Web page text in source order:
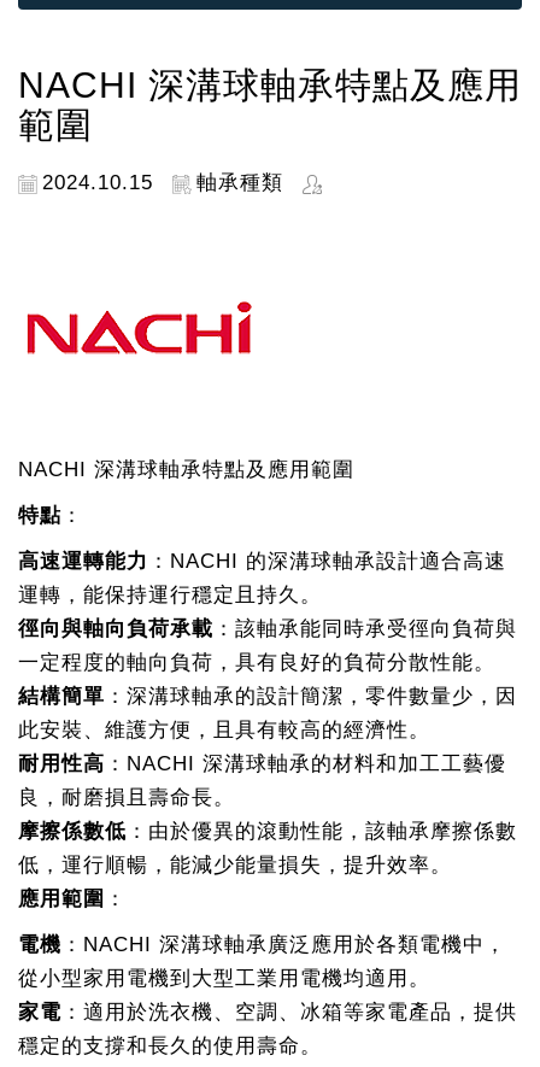
NACHI 深溝球軸承特點及應用
範圍
2024.10.15 軸承種類
NACHI 深溝球軸承特點及應用範圍
特點 ：
高速運轉能力 ：NACHI 的深溝球軸承設計適合高速
運轉，能保持運行穩定且持久。
徑向與軸向負荷承載 ：該軸承能同時承受徑向負荷與
一定程度的軸向負荷，具有良好的負荷分散性能。
結構簡單 ：深溝球軸承的設計簡潔，零件數量少，因
此安裝、維護方便，且具有較高的經濟性。
耐用性高 ：NACHI 深溝球軸承的材料和加工工藝優
良，耐磨損且壽命長。
摩擦係數低 ：由於優異的滾動性能，該軸承摩擦係數
低，運行順暢，能減少能量損失，提升效率。
應用範圍 ：
電機 ：NACHI 深溝球軸承廣泛應用於各類電機中，
從小型家用電機到大型工業用電機均適用。
家電 ：適用於洗衣機、空調、冰箱等家電產品，提供
穩定的支撐和長久的使用壽命。